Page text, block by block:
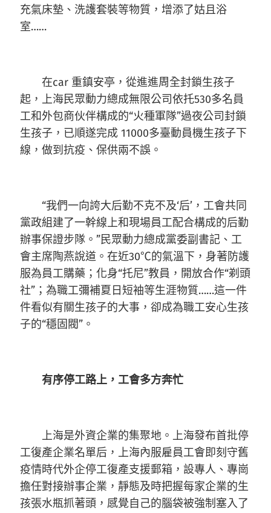
充氣床墊、洗護套裝等物質，增添了姑且浴
室……
在car 重鎮安亭，從進進周全封鎖生孩子
起，上海民眾動力總成無限公司依托530多名員
工和外包商伙伴構成的“火種軍隊”過夜公司封鎖
生孩子，已順遂完成 11000多臺動員機生孩子下
線，做到抗疫、保供兩不誤。
“我們一向誇大后勤不克不及‘后’，工會共同
黨政組建了一幹線上和現場員工配合構成的后勤
辦事保證步隊。”民眾動力總成黨委副書記、工
會主席陶燕說道。在近30℃的氣溫下，身著防護
服為員工購藥；化身“托尼”教員，開放合作“剃頭
社”；為職工彌補夏日短袖等生涯物質……這一件
件看似有關生孩子的大事，卻成為職工安心生孩
子的“穩固閥”。
有序停工路上，工會多方奔忙
上海是外資企業的集聚地。上海發布首批停
工復產企業名單后，上海內服雇員工會即刻守舊
疫情時代外企停工復產支援郵箱，設專人、專崗
擔任對接辦事企業，靜態及時把握每家企業的生
孩張水瓶抓著頭，感覺自己的腦袋被強制塞入了